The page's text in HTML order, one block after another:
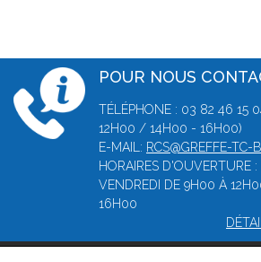
POUR NOUS
TÉLÉPHONE : 03 82 46 15
12H00 / 14H00 - 16H00)
E-MAIL: RCS@GREFFE-TC-
HORAIRES D'OUVERTURE
VENDREDI DE 9H00 À
16H00